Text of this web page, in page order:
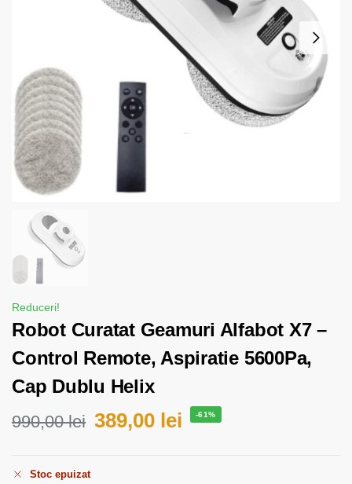
Reduceri!
Robot Curatat Geamuri Alfabot X7 –
Control Remote, Aspiratie 5600Pa,
Cap Dublu Helix
990,00lei 389,00 lei -61%
Stoc epuizat